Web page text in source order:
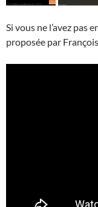
Si vous ne l’avez pas
proposée par